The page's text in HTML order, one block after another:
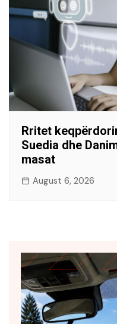
Rritet
Suedia dhe
masat
August 6, 2026